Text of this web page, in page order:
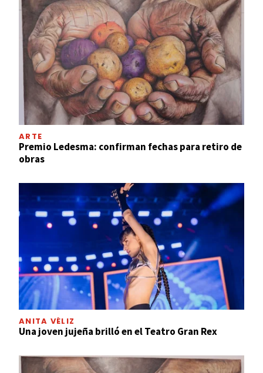
ARTE
Premio Ledesma: confirman fechas para retiro de
obras
ANITA VÉLIZ
Una joven jujeña brilló en el Teatro Gran Rex